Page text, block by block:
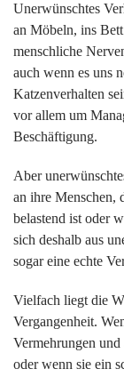
Unerwünschtes
an Möbeln, ins
menschliche
auch wenn es uns
Katzenverhalten
vor allem um
Beschäftigung.
Aber
an ihre Menschen,
belastend ist oder
sich deshalb aus
sogar eine echte
Vielfach liegt die
Vergangenheit.
Vermehrungen
oder wenn sie ein